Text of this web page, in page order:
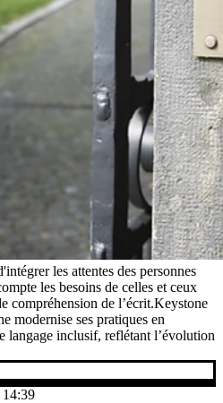
les attentes des personnes
les besoins de celles et ceux
compréhension de l’écrit.Keystone
modernise ses pratiques en
langage inclusif, reflétant l’évolution
14:39